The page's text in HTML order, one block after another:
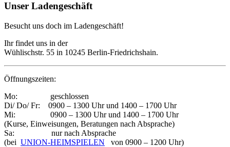
Unser Ladengeschäft
Besucht uns doch im Ladengeschäft!
Ihr findet uns in der
Wühlischstr. 55 in 10245 Berlin-Friedrichshain.
Öffnungszeiten:
Mo: geschlossen
Di/ Do/ Fr: 0900 – 1300 Uhr und 1400 – 1700 Uhr
Mi: 0900 – 1300 Uhr und 1400 – 1700 Uhr
(Kurse, Einweisungen, Beratungen nach Absprache)
Sa: nur nach Absprache
(bei UNION-HEIMSPIELEN von 0900 – 1200 Uhr)